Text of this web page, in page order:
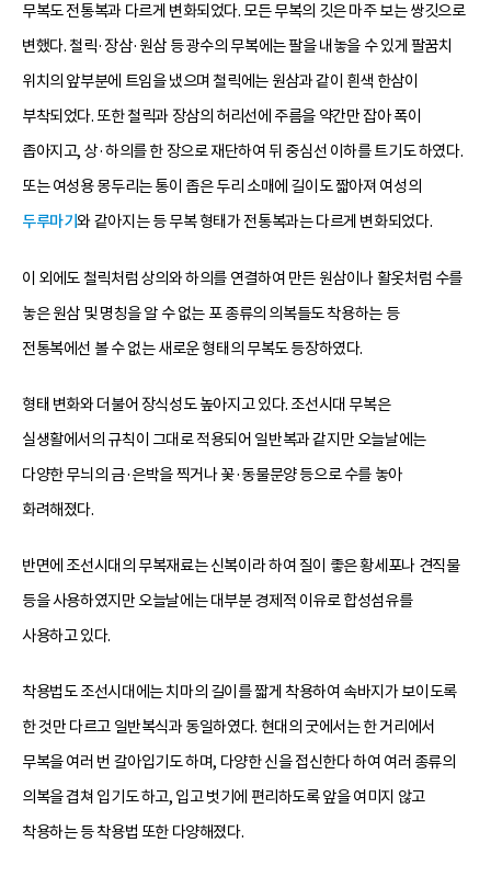
무복도 전통복과 다르게 변화되었다. 모든 무복의 깃은 마주 보는 쌍깃으로
변했다. 철릭·장삼·원삼 등 광수의 무복에는 팔을 내놓을 수 있게 팔꿈치
위치의 앞부분에 트임을 냈으며 철릭에는 원삼과 같이 흰색 한삼이
부착되었다. 또한 철릭과 장삼의 허리선에 주름을 약간만 잡아 폭이
좁아지고, 상·하의를 한 장으로 재단하여 뒤 중심선 이하를 트기도 하였다.
또는 여성용 몽두리는 통이 좁은 두리 소매에 길이도 짧아져 여성의
두루마기와 같아지는 등 무복 형태가 전통복과는 다르게 변화되었다.
이 외에도 철릭처럼 상의와 하의를 연결하여 만든 원삼이나 활옷처럼 수를
놓은 원삼 및 명칭을 알 수 없는 포 종류의 의복들도 착용하는 등
전통복에선 볼 수 없는 새로운 형태의 무복도 등장하였다.
형태 변화와 더불어 장식성도 높아지고 있다. 조선시대 무복은
실생활에서의 규칙이 그대로 적용되어 일반복과 같지만 오늘날에는
다양한 무늬의 금·은박을 찍거나 꽃·동물문양 등으로 수를 놓아
화려해졌다.
반면에 조선시대의 무복재료는 신복이라 하여 질이 좋은 황세포나 견직물
등을 사용하였지만 오늘날에는 대부분 경제적 이유로 합성섬유를
사용하고 있다.
착용법도 조선시대에는 치마의 길이를 짧게 착용하여 속바지가 보이도록
한 것만 다르고 일반복식과 동일하였다. 현대의 굿에서는 한 거리에서
무복을 여러 번 갈아입기도 하며, 다양한 신을 접신한다 하여 여러 종류의
의복을 겹쳐 입기도 하고, 입고 벗기에 편리하도록 앞을 여미지 않고
착용하는 등 착용법 또한 다양해졌다.